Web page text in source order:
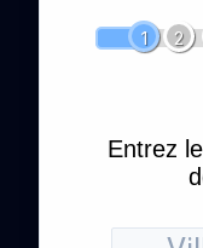
1 2
Entrez